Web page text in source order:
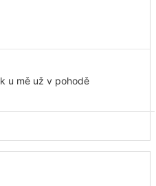
u mě už v pohodě